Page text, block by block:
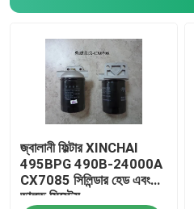
জ্বালানী ফিল্টার XINCHAI
495BPG 490B-24000A
CX7085 সিলিন্ডার হেড এবং
ভালভ সিস্টেম